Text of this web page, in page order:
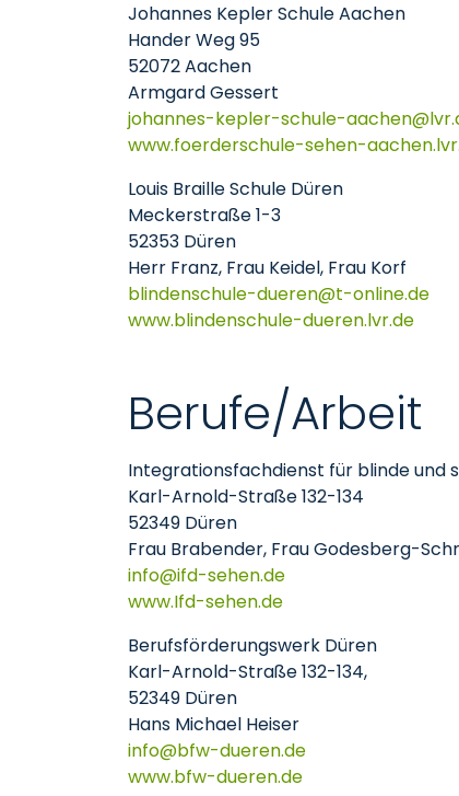
Johannes Kepler Schule Aachen
Hander Weg 95
52072 Aachen
Armgard Gessert
johannes-kepler-schule-aachen
lvr
www.foerderschule-sehen-
Louis Braille Schule Düren
Meckerstraße 1-3
52353 Düren
Herr Franz, Frau Keidel, Frau Korf
blindenschule-dueren
t-onlinede
www.blindenschule-dueren.lvr.de
Berufe/Arbeit
Integrationsfachdienst für blinde und
Karl-Arnold-Straße 132-134
52349 Düren
Frau Brabender, Frau Godesberg-
info
ifd-sehende
www.Ifd-sehen.de
Berufsförderungswerk Düren
Karl-Arnold-Straße 132-134,
52349 Düren
Hans Michael Heiser
info
bfw-duerende
www.bfw-dueren.de